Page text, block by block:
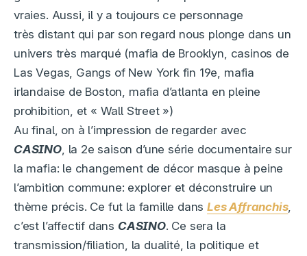
vraies. Aussi, il y a toujours ce personnage
très distant qui par son regard nous plonge dans un
univers très marqué (mafia de Brooklyn, casinos de
Las Vegas, Gangs of New York fin 19e, mafia
irlandaise de Boston, mafia d’atlanta en pleine
prohibition, et « Wall Street »)
Au final, on à l’impression de regarder avec
CASINO, la 2e saison d’une série documentaire sur
la mafia: le changement de décor masque à peine
l’ambition commune: explorer et déconstruire un
thème précis. Ce fut la famille dansLes Affranchis,
c’est l’affectif dans CASINO. Ce sera la
transmission/filiation, la dualité, la politique et